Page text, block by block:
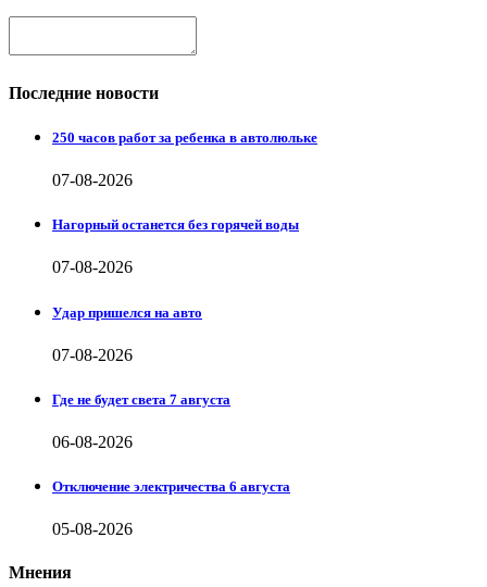
Последние новости
250 часов работ за ребенка в автолюльке
07-08-2026
Нагорный останется без горячей воды
07-08-2026
Удар пришелся на авто
07-08-2026
Где не будет света 7 августа
06-08-2026
Отключение электричества 6 августа
05-08-2026
Мнения